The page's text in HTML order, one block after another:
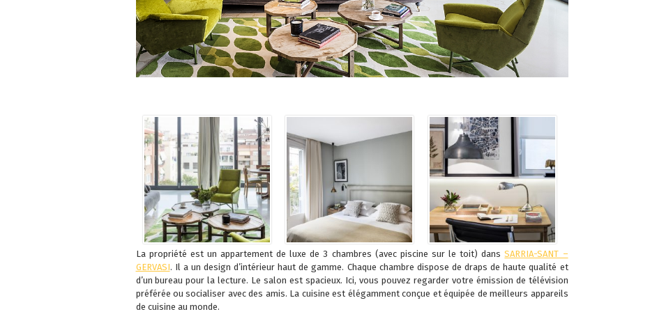
La propriété est un appartement de luxe de 3 chambres (avec piscine sur le toit) dansSARRIA-SANT –
GERVASI. Il a un design d’intérieur haut de gamme. Chaque chambre dispose de draps de haute qualité et
d’un bureau pour la lecture. Le salon est spacieux. Ici, vous pouvez regarder votre émission de télévision
préférée ou socialiser avec des amis. La cuisine est élégamment conçue et équipée de meilleurs appareils
de cuisine au monde.